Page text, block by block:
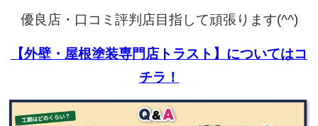
優良店・口コミ評判店目指して頑張ります(^^)
【外壁・屋根塗装専門店トラスト】についてはコ
チラ！